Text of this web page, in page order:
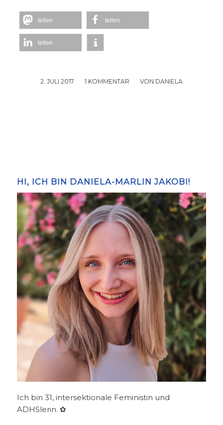
teilen teilen
teilen
2. JULI 2017
/ 1 KOMMENTAR
/ VON DANIELA
HI, ICH BIN DANIELA-MARLIN JAKOBI!
Ich bin 31, intersektionale Feministin und
ADHSlerin. ✿